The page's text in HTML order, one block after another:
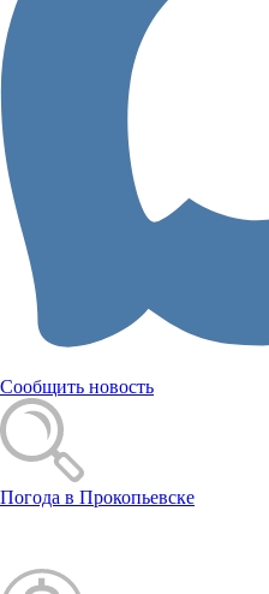
Сообщить новость
Погода в Прокопьевске